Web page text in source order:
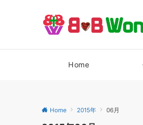
Home
Home 2015年 06月